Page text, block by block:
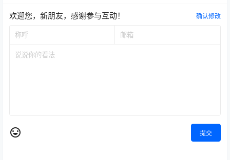
欢迎您，新朋友，感谢参与互动！ 确认修改
提交